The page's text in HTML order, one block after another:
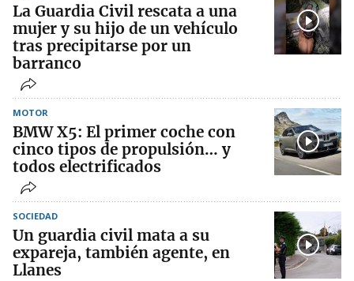
La Guardia Civil rescata a una
mujer y su hijo de un vehículo
tras precipitarse por un
barranco
MOTOR
BMW X5: El primer coche con
cinco tipos de propulsión… y
todos electrificados
SOCIEDAD
Un guardia civil mata a su
expareja, también agente, en
Llanes